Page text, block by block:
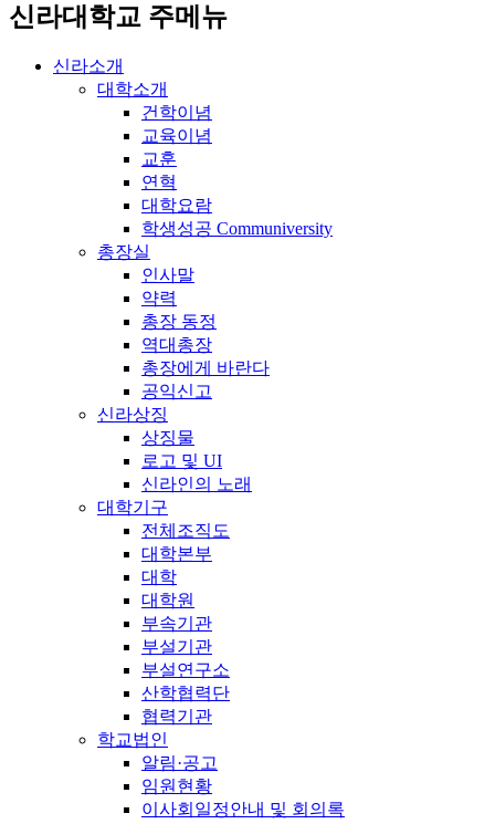
신라대학교 주메뉴
신라소개
대학소개
건학이념
교육이념
교훈
연혁
대학요람
학생성공 Communiversity
총장실
인사말
약력
총장 동정
역대총장
총장에게 바란다
공익신고
신라상징
상징물
로고 및 UI
신라인의 노래
대학기구
전체조직도
대학본부
대학
대학원
부속기관
부설기관
부설연구소
산학협력단
협력기관
학교법인
알림·공고
임원현황
이사회일정안내 및 회의록